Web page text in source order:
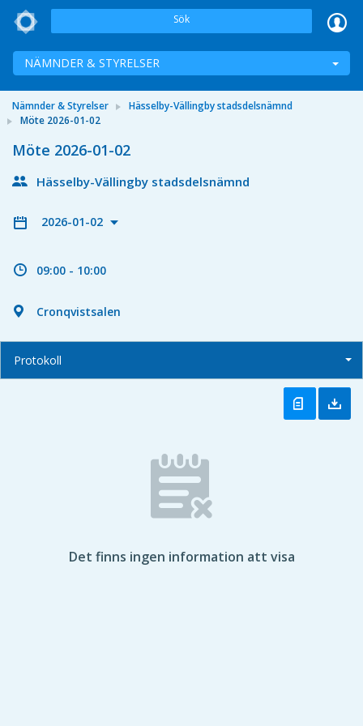
Sök
NÄMNDER & STYRELSER
Nämnder & Styrelser
Hässelby-Vällingby stadsdelsnämnd
Möte 2026-01-02
Möte 2026-01-02
Hässelby-Vällingby stadsdelsnämnd
2026-01-02
09:00 - 10:00
Cronqvistsalen
Protokoll
Det finns ingen information att visa